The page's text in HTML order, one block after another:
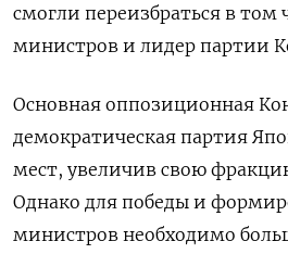
смогли переизбраться в том
министров и лидер партии
Основная оппозиционная
демократическая партия
мест, увеличив свою
Однако для победы и
министров необходимо